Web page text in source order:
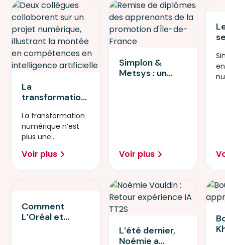
La
transformation
réalité
quotidienne
pour les PME
européennes
La transformation
numérique n’est
plus une
lointaine : elle est
devenue une
Voir plus
Simplon &
Metsys : un
Voir plus
Comment
L’Oréal et
L’été dernier,
Noémie a